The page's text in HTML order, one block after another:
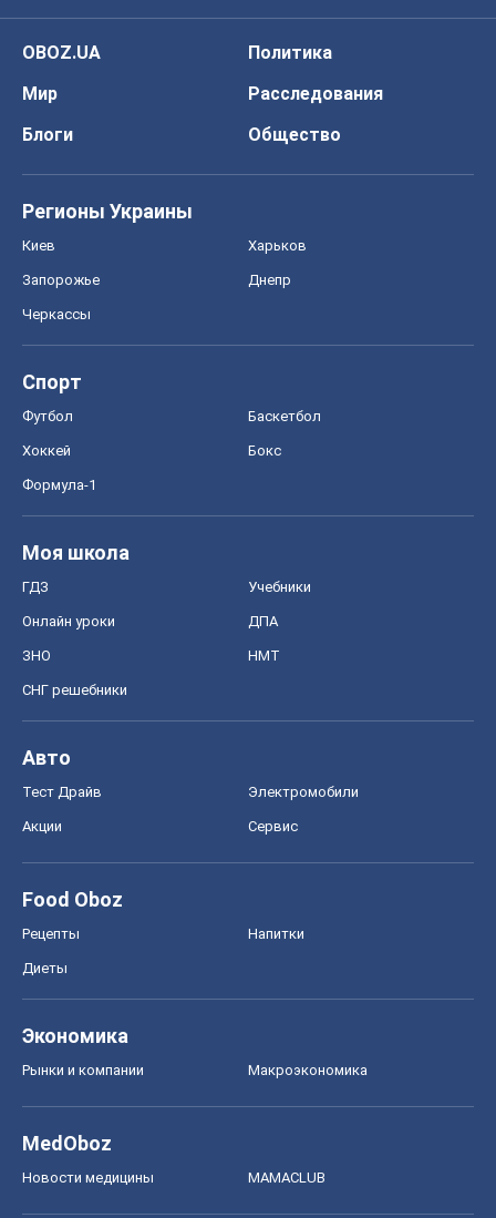
OBOZ.UA
Политика
Мир
Расследования
Блоги
Общество
Регионы Украины
Киев Харьков
Запорожье Днепр
Черкассы
Спорт
Футбол Баскетбол
Хоккей Бокс
Формула-1
Моя школа
ГДЗ Учебники
Онлайн уроки ДПА
ЗНО НМТ
СНГ решебники
Авто
Тест Драйв Электромобили
Акции Сервис
Food Oboz
Рецепты Напитки
Диеты
Экономика
Рынки и компании Mакроэкономика
MedOboz
Новости медицины MAMACLUB